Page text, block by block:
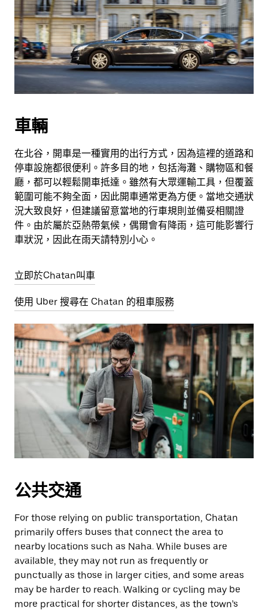
車輛
在北谷，開車是一種實用的出行方式，因為這裡的道路和
停車設施都很便利。許多目的地，包括海灘、購物區和餐
廳，都可以輕鬆開車抵達。雖然有大眾運輸工具，但覆蓋
範圍可能不夠全面，因此開車通常更為方便。當地交通狀
況大致良好，但建議留意當地的行車規則並備妥相關證
件。由於屬於亞熱帶氣候，偶爾會有降雨，這可能影響行
車狀況，因此在雨天請特別小心。
立即於Chatan叫車
使用 Uber 搜尋在 Chatan 的租車服務
公共交通
For those relying on public transportation, Chatan
primarily offers buses that connect the area to
nearby locations such as Naha. While buses are
available, they may not run as frequently or
punctually as those in larger cities, and some areas
may be harder to reach. Walking or cycling may be
more practical for shorter distances, as the town’s